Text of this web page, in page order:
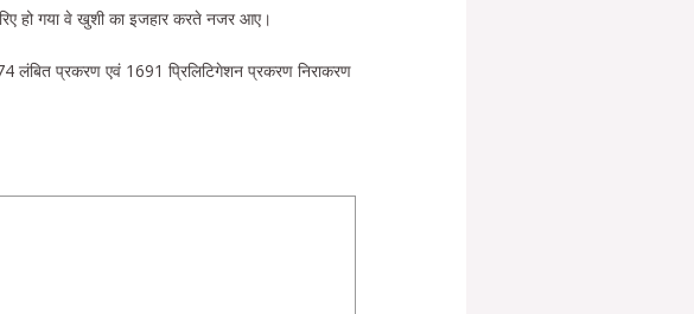
हो गया वे खुशी का इजहार करते नजर आए।
प्रकरण एवं 1691 प्रिलिटिगेशन प्रकरण निराकरण